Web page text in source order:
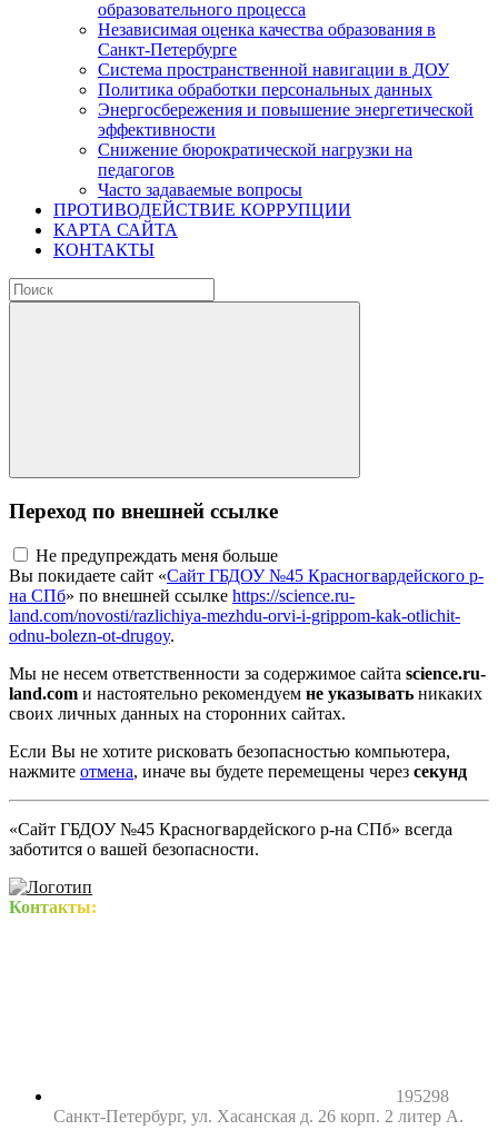
образовательного процесса
Независимая оценка качества образования в
Санкт-Петербурге
Система пространственной навигации в ДОУ
Политика обработки персональных данных
Энергосбережения и повышение энергетической
эффективности
Снижение бюрократической нагрузки на
педагогов
Часто задаваемые вопросы
ПРОТИВОДЕЙСТВИЕ КОРРУПЦИИ
КАРТА САЙТА
КОНТАКТЫ
Переход по внешней ссылке
Не предупреждать меня больше
Вы покидаете сайт «Сайт ГБДОУ №45 Красногвардейского р-
на СПб» по внешней ссылке https://science.ru-
land.com/novosti/razlichiya-mezhdu-orvi-i-grippom-kak-otlichit-
odnu-bolezn-ot-drugoy.
Мы не несем ответственности за содержимое сайта science.ru-
land.com и настоятельно рекомендуем не указывать никаких
своих личных данных на сторонних сайтах.
Если Вы не хотите рисковать безопасностью компьютера,
нажмите отмена, иначе вы будете перемещены через секунд
«Сайт ГБДОУ №45 Красногвардейского р-на СПб» всегда
заботится о вашей безопасности.
Контакты:
195298
Санкт-Петербург, ул. Хасанская д. 26 корп. 2 литер А.